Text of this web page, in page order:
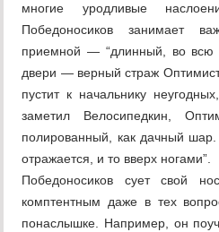
многие уродливые
Победоносиков занимает
приемной — “длинный, во всю
двери — верный страж
пустит к начальнику
заметил Велосипедкин,
полированный, как дачный
отражается, и то вверх ногами”.
Победоносиков сует свой
комптентным даже в тех
понаслышке. Например, он